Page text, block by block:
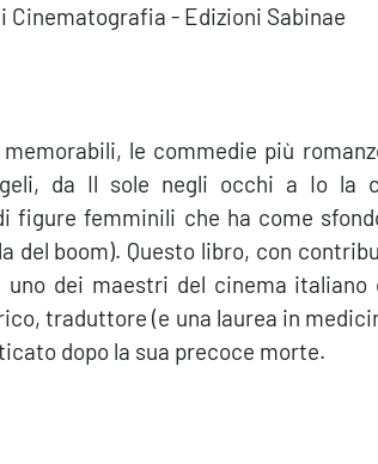
Cinematografia - Edizioni Sabinae
le commedie più
da Il sole negli occhi a Io la
figure femminili che ha come
del boom). Questo libro, con
dei maestri del cinema italiano
traduttore (e una laurea in
dopo la sua precoce morte.